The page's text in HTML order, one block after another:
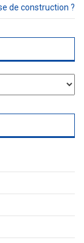
de construction ?